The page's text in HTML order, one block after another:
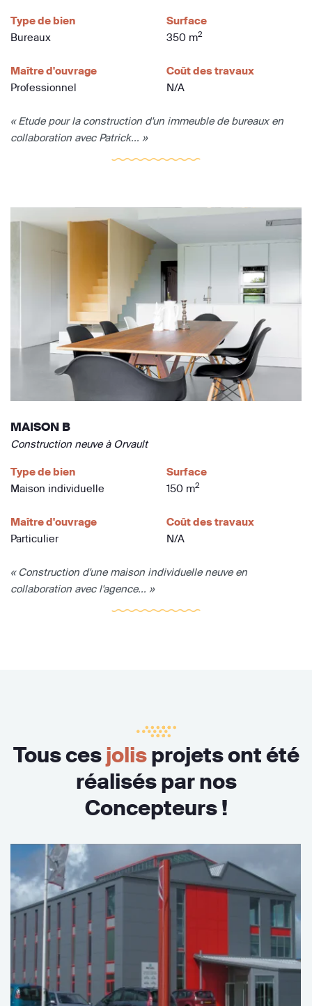
Type de bien
Bureaux
Surface
350 m2
Maître d'ouvrage
Professionnel
Coût des travaux
N/A
« Etude pour la construction d'un immeuble de bureaux en
collaboration avec Patrick... »
MAISON B
Construction neuve à Orvault
Type de bien
Maison individuelle
Surface
150 m2
Maître d'ouvrage
Particulier
Coût des travaux
N/A
« Construction d'une maison individuelle neuve en
collaboration avec l'agence... »
Tous cesjolisprojets ont été
réalisés par nos
Concepteurs !